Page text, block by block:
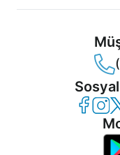
Casper